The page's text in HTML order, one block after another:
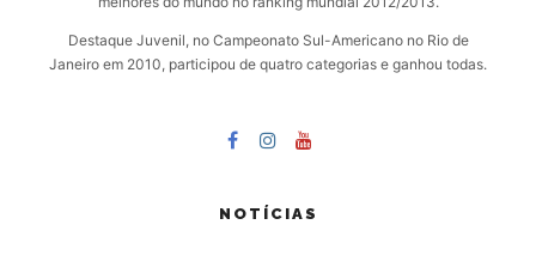
Destaque Juvenil, no Campeonato Sul-Americano no Rio de
Janeiro em 2010, participou de quatro categorias e ganhou todas.
NOTÍCIAS